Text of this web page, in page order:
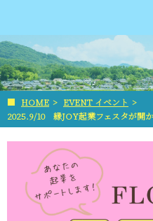
■ HOME > EVENT イベント >
2025.9/10 縁JOY起業フェスタが開か